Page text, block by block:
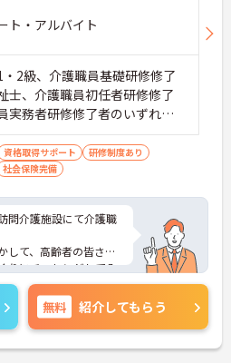
、確かな収入アップが
給される仕組みがあり
がしっかりと還元され
ンを保ちながら将来的
にしながら、無理のな
重した働き方を叶えら
間17日のリフレッシ
心身のゆとりを維持で
雇用制度で、将来の安
着実に認知症ケアの専
ト・アルバイト
2級、介護職員基礎研修修了
士、介護職員初任者研修修了
実務者研修修了者のいずれか
験の方OK
資格取得サポート
研修制度あり
社会保険完備
問介護施設にて介護職
して、高齢者の皆さま
りにチャレンジしてみ
イントなど、さらに
お気軽にご相談くださ
無料 紹介してもらう